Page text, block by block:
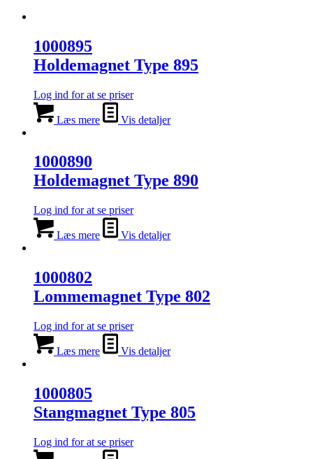
1000895
Holdemagnet Type 895
Log ind for at se priser
Læs mere Vis detaljer
1000890
Holdemagnet Type 890
Log ind for at se priser
Læs mere Vis detaljer
1000802
Lommemagnet Type 802
Log ind for at se priser
Læs mere Vis detaljer
1000805
Stangmagnet Type 805
Log ind for at se priser